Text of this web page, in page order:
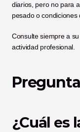
diarios, pero no para
pesado o
Consulte siempre a
actividad profesional.
¿Cuál es